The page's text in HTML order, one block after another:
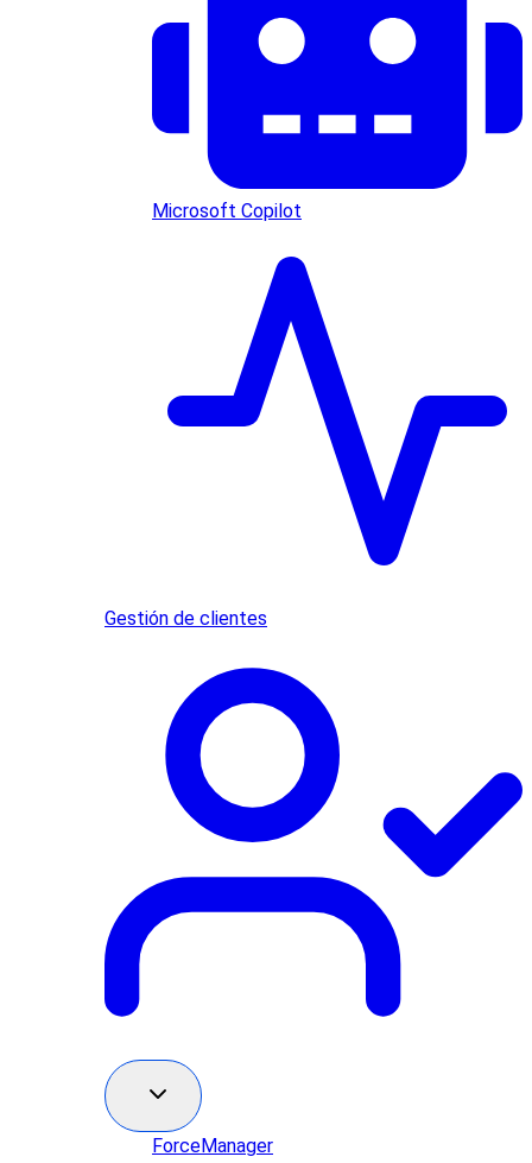
Microsoft Copilot
Gestión de clientes
ForceManager